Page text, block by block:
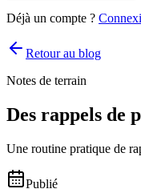
Déjà un compte ?
Retour au blog
Notes de terrain
Des rappels de
Une routine pratique de
Publié